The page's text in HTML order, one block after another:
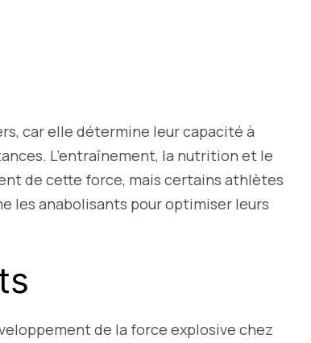
car elle détermine leur capacité à
L’entraînement, la nutrition et le
de cette force, mais certains athlètes
les anabolisants pour optimiser leurs
de la force explosive chez